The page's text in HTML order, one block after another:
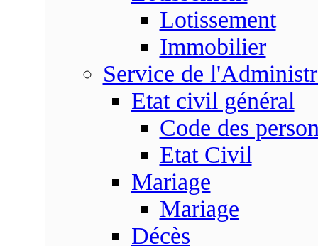
Lotissement
Immobilier
Service de
Etat civil général
Code des
Etat Civil
Mariage
Mariage
Décès